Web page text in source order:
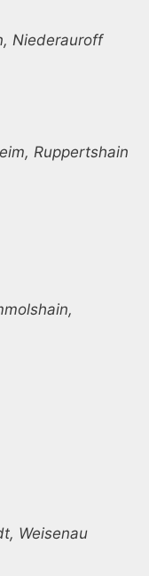
Niederauroff
Ruppertshain
Weisenau